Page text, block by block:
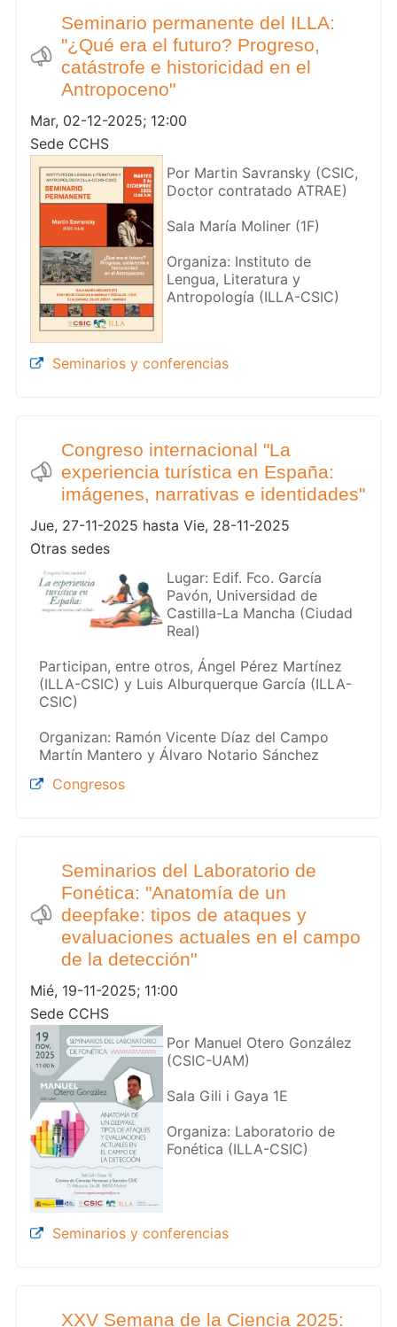
Seminario permanente del ILLA:
"¿Qué era el futuro? Progreso,
catástrofe e historicidad en el
Antropoceno"
Mar, 02-12-2025; 12:00
Sede CCHS
Por Martin Savransky (CSIC,
Doctor contratado ATRAE)
Sala María Moliner (1F)
Organiza: Instituto de
Lengua, Literatura y
Seminarios y conferencias
Congreso internacional "La
experiencia turística en España:
imágenes, narrativas e identidades"
Jue, 27-11-2025 hasta Vie, 28-11-2025
Otras sedes
Lugar: Edif. Fco. García
Pavón, Universidad de
Castilla-La Mancha (Ciudad
Real)
Participan, entre otros, Ángel Pérez Martínez
(ILLA-CSIC) y Luis Alburquerque García (ILLA-
CSIC)
Organizan: Ramón Vicente Díaz del Campo
Martín Mantero y Álvaro Notario Sánchez
Congresos
Seminarios del Laboratorio de
Fonética: "Anatomía de un
deepfake: tipos de ataques y
evaluaciones actuales en el campo
de la detección"
Mié, 19-11-2025; 11:00
Sede CCHS
Por Manuel Otero González
(CSIC-UAM)
Sala Gili i Gaya 1E
Organiza: Laboratorio de
Fonética (ILLA-CSIC)
Seminarios y conferencias
XXV Semana de la Ciencia 2025: